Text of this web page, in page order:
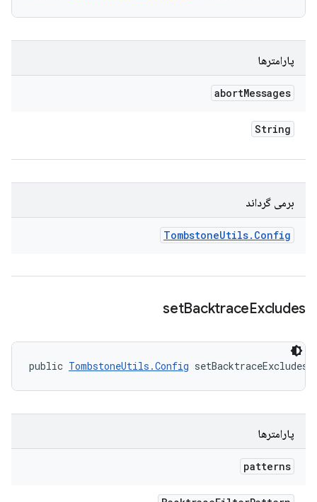
پارامترها
abortMessages
String
برمی گرداند
TombstoneUtils. Config
setBacktraceExcludes
public TombstoneUtils.Config setBacktraceExcludes
پارامترها
patterns